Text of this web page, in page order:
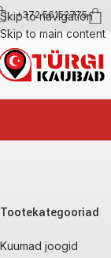
Skip to navigation
Skip to main content
+372 56152775
Tootekategooriad
Kuumad joogid